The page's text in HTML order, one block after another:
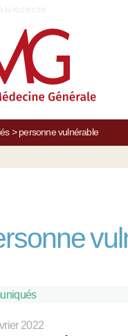
> personne vulnérable
2022